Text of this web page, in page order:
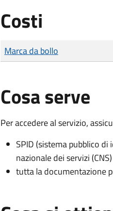
Costi
Tipo di pagamento
Importo
Marca da bollo
Cosa serve
Per accedere al servizio,
SPID (sistema pubblico
nazionale dei servizi (CNS)
tutta la documentazione